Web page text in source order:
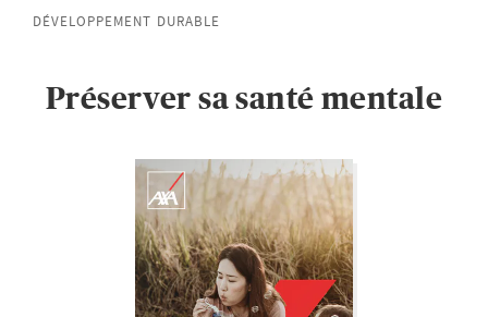
DÉVELOPPEMENT DURABLE
Préserver sa santé mentale